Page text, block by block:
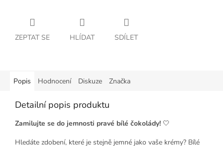
ZEPTAT SE HLÍDAT SDÍLET
Popis Hodnocení Diskuze Značka
Detailní popis produktu
Zamilujte se do jemnosti pravé bílé čokolády! 🤍
Hledáte zdobení, které je stejně jemné jako vaše krémy? Bílé